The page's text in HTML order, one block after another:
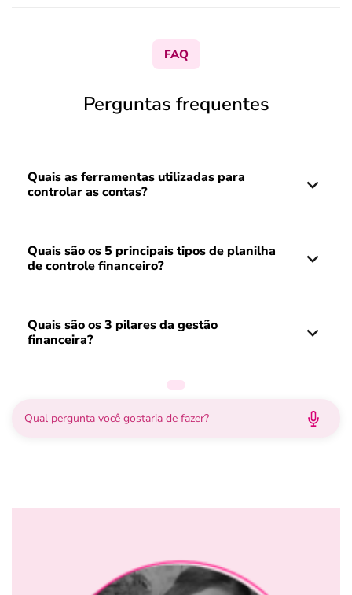
FAQ
Perguntas frequentes
Quais as ferramentas utilizadas para
controlar as contas?
Quais são os 5 principais tipos de planilha
de controle financeiro?
Quais são os 3 pilares da gestão
financeira?